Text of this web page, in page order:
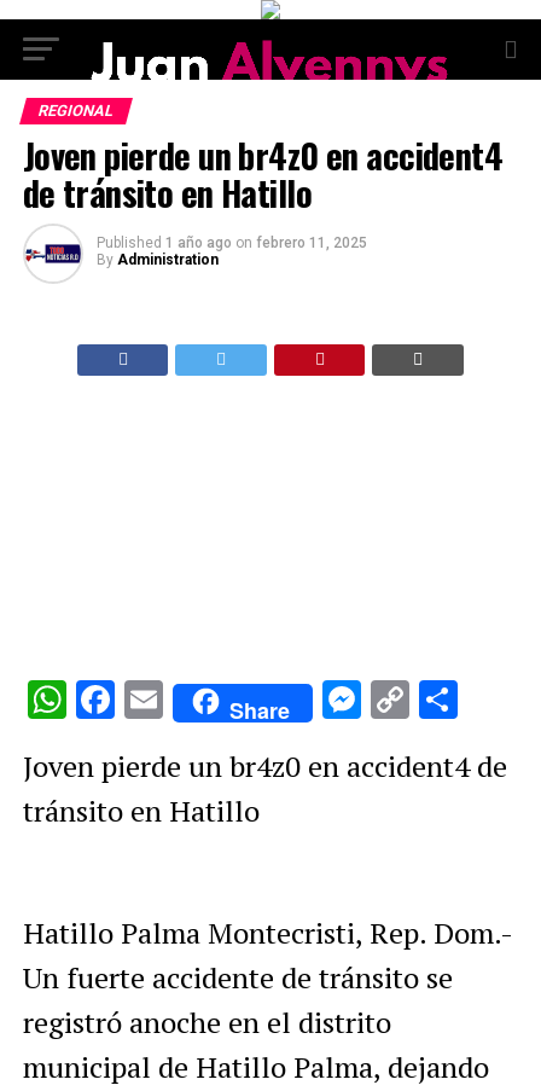
REGIONAL
Joven pierde un br4z0 en accident4
de tránsito en Hatillo
Published 1 año ago on febrero 11, 2025
By Administration
WhatsApp
Facebook
EmailShare
Copy
Joven pierde un br4z0 en accident4 de
tránsito en Hatillo
Hatillo Palma Montecristi, Rep. Dom.-
Un fuerte accidente de tránsito se
registró anoche en el distrito
municipal de Hatillo Palma, dejando